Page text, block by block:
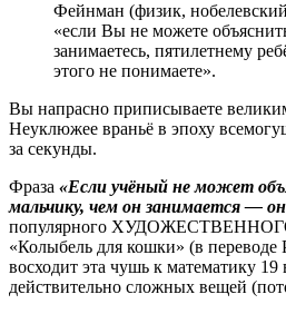
Фейнман (физик, нобелевский
«если Вы не можете
занимаетесь, пятилетнему
этого не понимаете».
Вы напрасно приписываете
Неуклюжее враньё в эпоху
за секунды.
Фраза «Если учёный не может
мальчику, чем он занимается —
популярного ХУДОЖЕСТВЕННОГО
«Колыбель для кошки» (в переводе
восходит эта чушь к математику 19
действительно сложных вещей